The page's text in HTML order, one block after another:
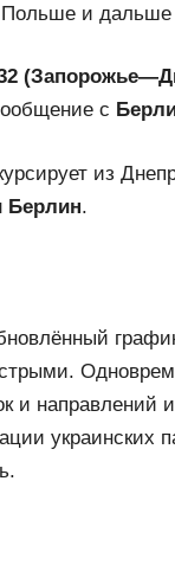
и дальше
с
из
Берлин.
и направлений
украинских